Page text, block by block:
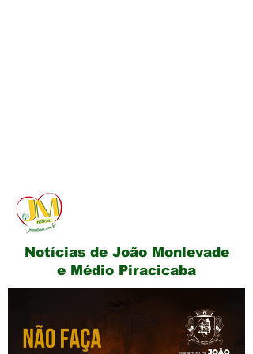
Notícias de João Monlevade
e Médio Piracicaba